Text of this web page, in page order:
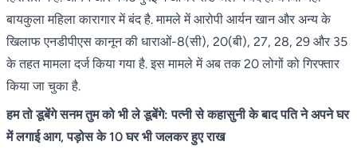
बायकुला महिला कारागार में बंद है. मामले में आरोपी आर्यन खान और अन्य के
खिलाफ एनडीपीएस कानून की धाराओं-8(सी), 20(बी), 27, 28, 29 और 35
के तहत मामला दर्ज किया गया है. इस मामले में अब तक 20 लोगों को गिरफ्तार
किया जा चुका है.
हम तो डूबेंगे सनम तुम को भी ले डूबेंगे: पत्नी से कहासुनी के बाद पति ने अपने घर
में लगाई आग, पड़ोस के 10 घर भी जलकर हुए राख